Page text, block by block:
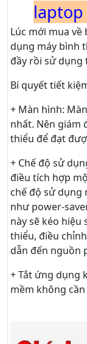
laptop
Lúc mới mua
dụng máy bình
đầy rồi sử dụng
Bí quyết tiết
+ Màn hình:
nhất. Nên giám
thiểu để đạt
+ Chế độ sử
điều tích hợp
chế độ sử dụng
như power-
này sẽ kéo hiệu
thiểu, điều
dẫn đến nguồn
+ Tắt ứng dụng
mềm không